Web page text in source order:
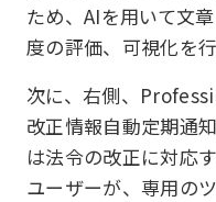
ため、AIを用いて文
度の評価、可視化を
次に、右側、
改正情報自動定期通
は法令の改正に対応
ユーザーが、専用の